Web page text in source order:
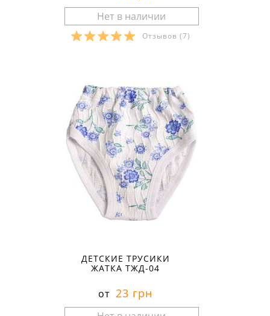
Отзывов (7)
ДЕТСКИЕ ТРУСИКИ
ЖАТКА ТЖД-04
от 23 грн